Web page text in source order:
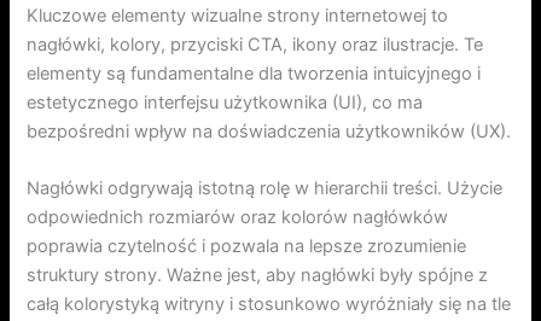
Kluczowe elementy wizualne strony internetowej to
nagłówki, kolory, przyciski CTA, ikony oraz ilustracje. Te
elementy są fundamentalne dla tworzenia intuicyjnego i
estetycznego interfejsu użytkownika (UI), co ma
bezpośredni wpływ na doświadczenia użytkowników (UX).
Nagłówki odgrywają istotną rolę w hierarchii treści. Użycie
odpowiednich rozmiarów oraz kolorów nagłówków
poprawia czytelność i pozwala na lepsze zrozumienie
struktury strony. Ważne jest, aby nagłówki były spójne z
całą kolorystyką witryny i stosunkowo wyróżniały się na tle